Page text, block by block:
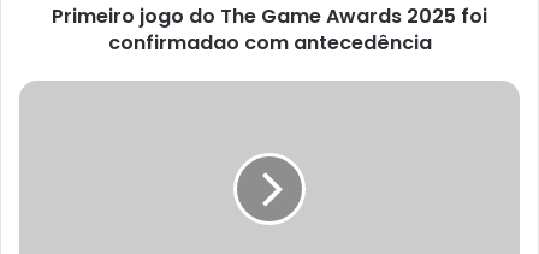
antecedência
Primeiro jogo do The Game Awards 2025 foi
confirmadao com antecedência
James